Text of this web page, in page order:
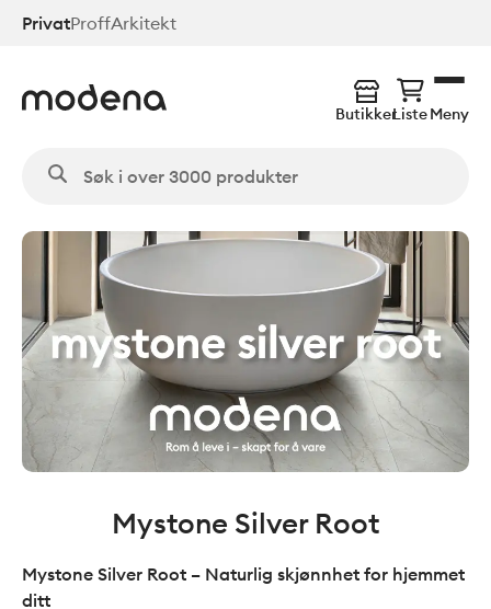
Hopp
PrivatProffArkitekt
ButikkerListeMeny
Mystone Silver Root
Mystone Silver Root – Naturlig skjønnhet for hjemmet
ditt